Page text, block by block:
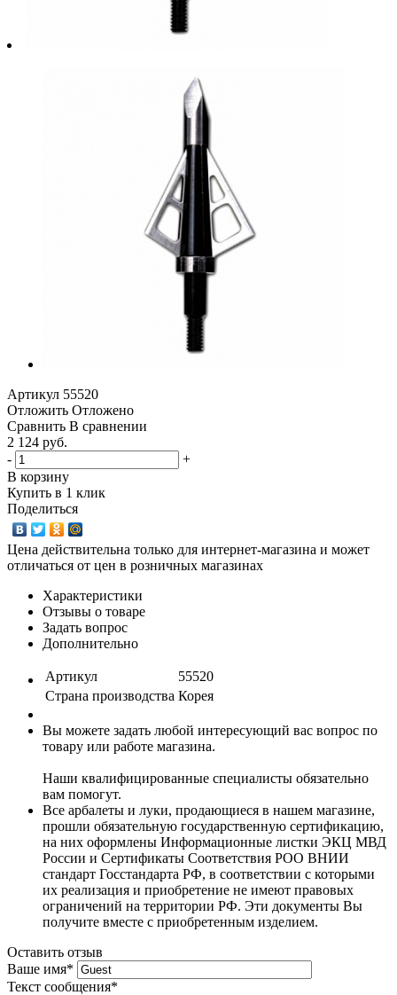
Артикул 55520
Отложить Отложено
Сравнить В сравнении
2 124 руб.
-
+
В корзину
Купить в 1 клик
Поделиться
Цена действительна только для интернет-магазина и может
отличаться от цен в розничных магазинах
Характеристики
Отзывы о товаре
Задать вопрос
Дополнительно
Артикул
55520
Страна производства Корея
Вы можете задать любой интересующий вас вопрос по
товару или работе магазина.
Наши квалифицированные специалисты обязательно
вам помогут.
Все арбалеты и луки, продающиеся в нашем магазине,
прошли обязательную государственную сертификацию,
на них оформлены Информационные листки ЭКЦ МВД
России и Сертификаты Соответствия РОО ВНИИ
стандарт Госстандарта РФ, в соответствии с которыми
их реализация и приобретение не имеют правовых
ограничений на территории РФ. Эти документы Вы
получите вместе с приобретенным изделием.
Оставить отзыв
Ваше имя*
Текст сообщения*